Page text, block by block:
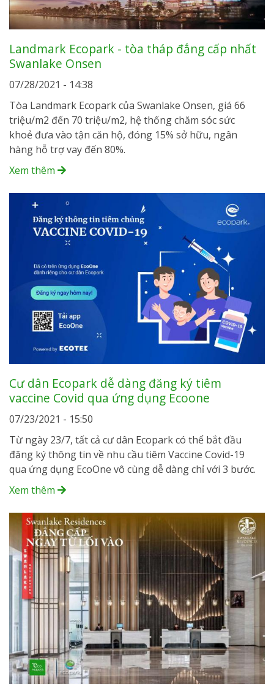
Landmark Ecopark - tòa tháp đẳng cấp nhất
Swanlake Onsen
07/28/2021 - 14:38
Tòa Landmark Ecopark của Swanlake Onsen, giá 66
triệu/m2 đến 70 triệu/m2, hệ thống chăm sóc sức
khoẻ đưa vào tận căn hộ, đóng 15% sở hữu, ngân
hàng hỗ trợ vay đến 80%.
Xem thêm
Cư dân Ecopark dễ dàng đăng ký tiêm
vaccine Covid qua ứng dụng Ecoone
07/23/2021 - 15:50
Từ ngày 23/7, tất cả cư dân Ecopark có thể bắt đầu
đăng ký thông tin về nhu cầu tiêm Vaccine Covid-19
qua ứng dụng EcoOne vô cùng dễ dàng chỉ với 3 bước.
Xem thêm